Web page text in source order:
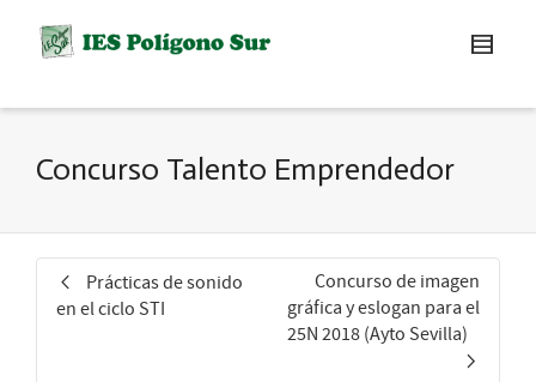
Concurso Talento Emprendedor
Prácticas de sonido
en el ciclo STI
Concurso de imagen
gráfica y eslogan para el
25N 2018 (Ayto Sevilla)